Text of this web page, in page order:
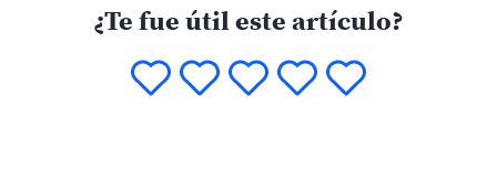
¿Te fue útil este artículo?